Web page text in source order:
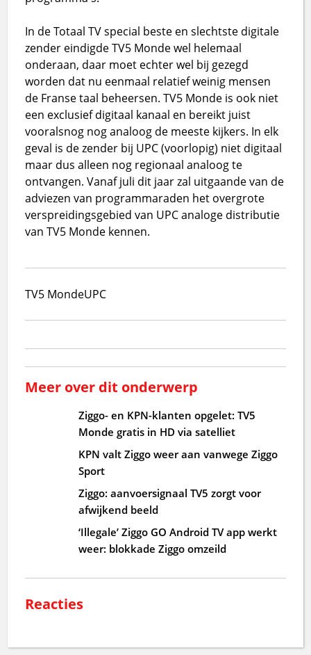
In de Totaal TV special beste en slechtste digitale
zender eindigde TV5 Monde wel helemaal
onderaan, daar moet echter wel bij gezegd
worden dat nu eenmaal relatief weinig mensen
de Franse taal beheersen. TV5 Monde is ook niet
een exclusief digitaal kanaal en bereikt juist
vooralsnog nog analoog de meeste kijkers. In elk
geval is de zender bij UPC (voorlopig) niet digitaal
maar dus alleen nog regionaal analoog te
ontvangen. Vanaf juli dit jaar zal uitgaande van de
adviezen van programmaraden het overgrote
verspreidingsgebied van UPC analoge distributie
van TV5 Monde kennen.
TV5 MondeUPC
Meer over dit onderwerp
Ziggo- en KPN-klanten opgelet: TV5
Monde gratis in HD via satelliet
KPN valt Ziggo weer aan vanwege Ziggo
Sport
Ziggo: aanvoersignaal TV5 zorgt voor
afwijkend beeld
‘Illegale’ Ziggo GO Android TV app werkt
weer: blokkade Ziggo omzeild
Reacties